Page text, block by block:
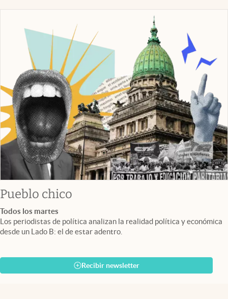
Pueblo chico
Todos los martes
Los periodistas de política analizan la realidad política y económica
desde un Lado B: el de estar adentro.
Recibir newsletter